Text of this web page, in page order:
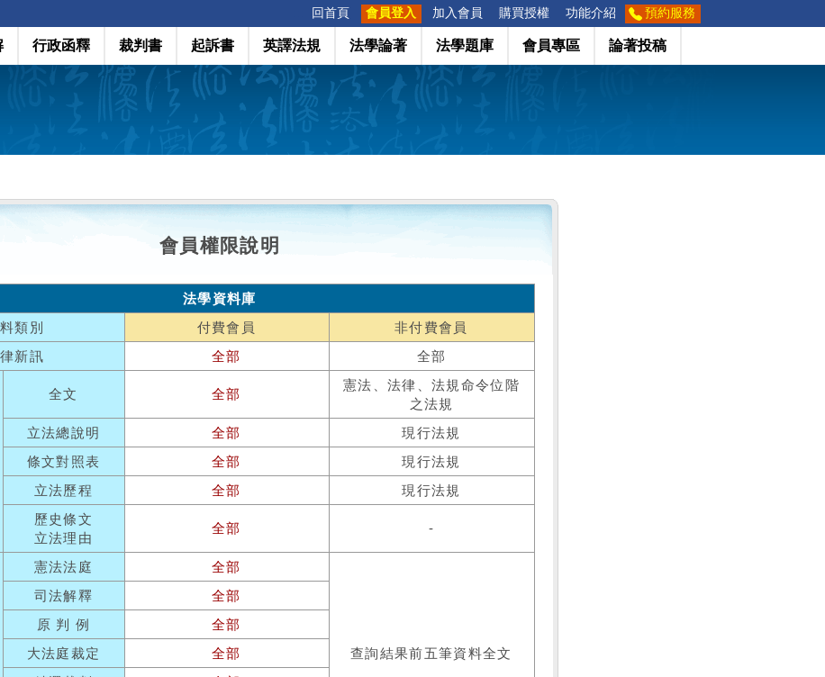
回首頁 會員登入 加入會員 購買授權 功能介紹 預約服務
行政函釋 裁判書 起訴書 英譯法規 法學論著 法學題庫 會員專區 論著投稿
會員權限說明
法學資料庫
類別
付費會員
非付費會員
新訊
全部 全部
全文 全部
憲法、法律、法規命令位階
之法規
立法總說明
全部
現行法規
條文對照表
全部
現行法規
立法歷程
全部
現行法規
歷史條文
立法理由
全部 -
憲法法庭 全部
查詢結果前五筆資料全文
司法解釋
全部
原 判 例
全部
大法庭裁定
全部